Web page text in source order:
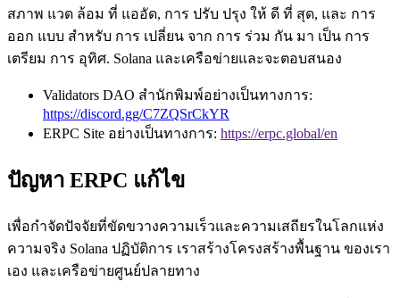
สภาพ แวด ล้อม ที่ แออัด, การ ปรับ ปรุง ให้ ดี ที่ สุด, และ การ
ออก แบบ สําหรับ การ เปลี่ยน จาก การ ร่วม กัน มา เป็น การ
เตรียม การ อุทิศ. Solana และเครือข่ายและจะตอบสนอง
Validators DAO สํานักพิมพ์อย่างเป็นทางการ:
https://discord.gg/C7ZQSrCkYR
ERPC Site อย่างเป็นทางการ: https://erpc.global/en
ปัญหา ERPC แก้ไข
เพื่อกําจัดปัจจัยที่ขัดขวางความเร็วและความเสถียรในโลกแห่ง
ความจริง Solana ปฏิบัติการ เราสร้างโครงสร้างพื้นฐาน ของเรา
เอง และเครือข่ายศูนย์ปลายทาง